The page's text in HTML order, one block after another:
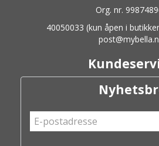
Org. nr.
40050033 (kun åpen i